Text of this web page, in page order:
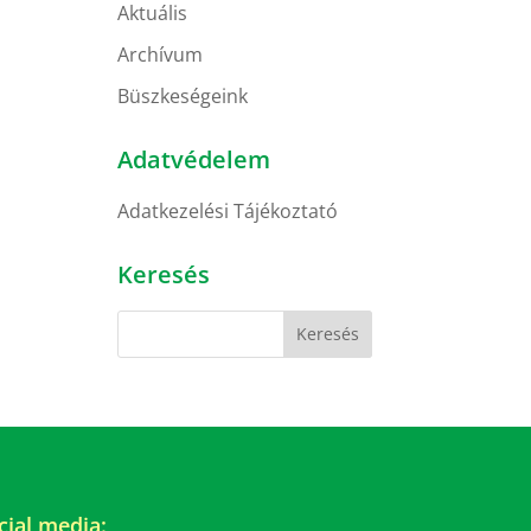
Aktuális
Archívum
Büszkeségeink
Adatvédelem
Adatkezelési Tájékoztató
Keresés
media: